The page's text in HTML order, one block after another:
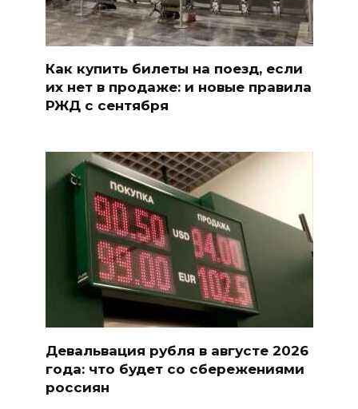
Как купить билеты на поезд, если
их нет в продаже: и новые правила
РЖД с сентября
Девальвация рубля в августе 2026
года: что будет со сбережениями
россиян